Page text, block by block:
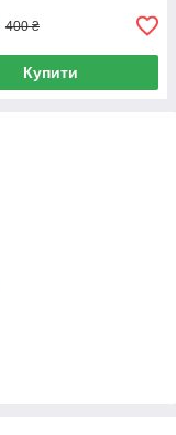
400 ₴
Купити